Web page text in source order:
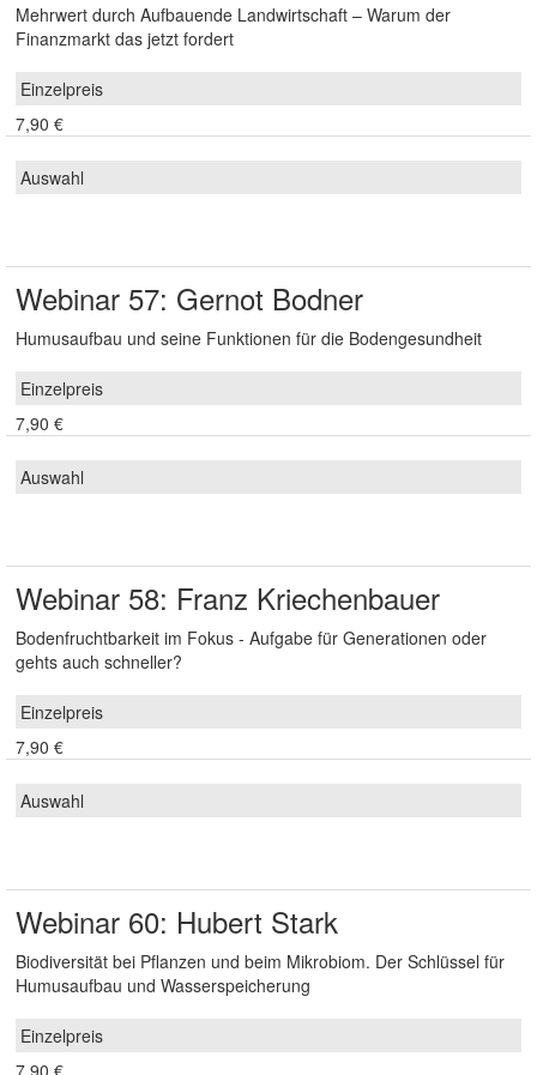
Mehrwert durch Aufbauende Landwirtschaft – Warum der
Finanzmarkt das jetzt fordert
7,90 €
Webinar 57: Gernot Bodner
Humusaufbau und seine Funktionen für die Bodengesundheit
7,90 €
Webinar 58: Franz Kriechenbauer
Bodenfruchtbarkeit im Fokus - Aufgabe für Generationen oder
gehts auch schneller?
7,90 €
Webinar 60: Hubert Stark
Biodiversität bei Pflanzen und beim Mikrobiom. Der Schlüssel für
Humusaufbau und Wasserspeicherung
7,90 €